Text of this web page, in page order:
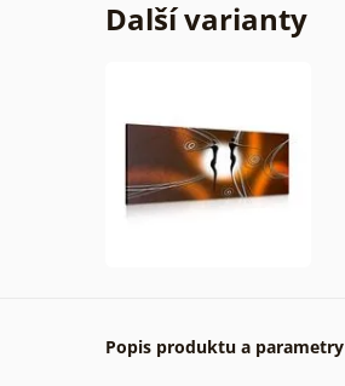
Další varianty
Popis produktu a parametry